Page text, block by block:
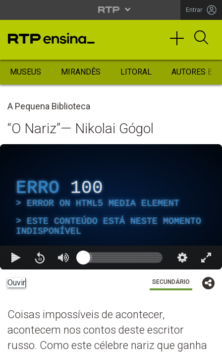
Entrar
MUSEUS MIRANDÊS LITORAL AUTORES
A Pequena Biblioteca
“O Nariz”— Nikolai Gógol
ERRO 100
ERROR ON HTML5 MEDIA ELEMENT
ESTE CONTEÚDO ESTÁ NESTE MOMENTO
INDISPONÍVEL
Ouvir SECUNDÁRIO
Coisas impossíveis de acontecer,
acontecem nos contos deste escritor
russo. Como este célebre nariz que ganha